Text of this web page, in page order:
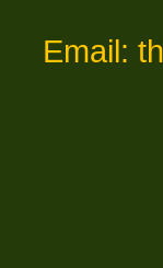
Email: